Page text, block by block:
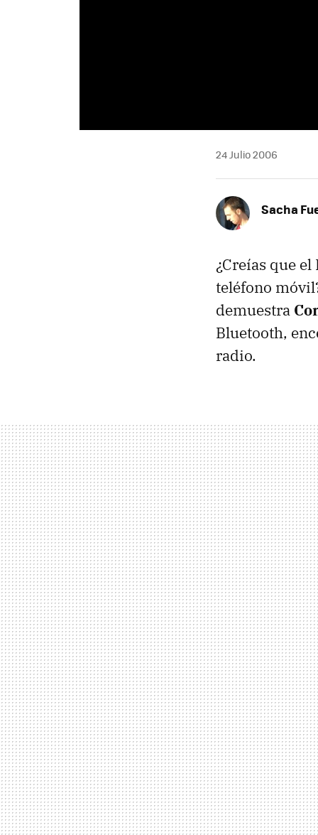
24 Julio 2006
Sacha
¿Creías que
teléfono
demuestra
Bluetooth,
radio.